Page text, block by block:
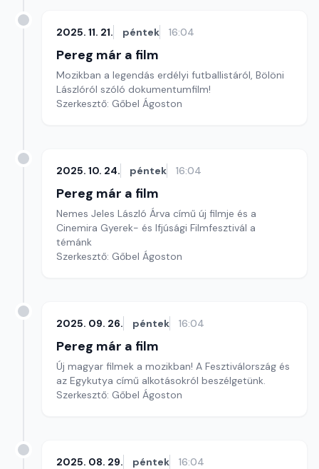
2025. 11. 21. péntek 16:04
Pereg már a film
Mozikban a legendás erdélyi futballistáról, Bölöni
Lászlóról szóló dokumentumfilm!
Szerkesztő: Gőbel Ágoston
2025. 10. 24. péntek 16:04
Pereg már a film
Nemes Jeles László Árva című új filmje és a
Cinemira Gyerek- és Ifjúsági Filmfesztivál a
témánk
Szerkesztő: Gőbel Ágoston
2025. 09. 26. péntek 16:04
Pereg már a film
Új magyar filmek a mozikban! A Fesztiválország és
az Egykutya című alkotásokról beszélgetünk.
Szerkesztő: Gőbel Ágoston
2025. 08. 29. péntek 16:04